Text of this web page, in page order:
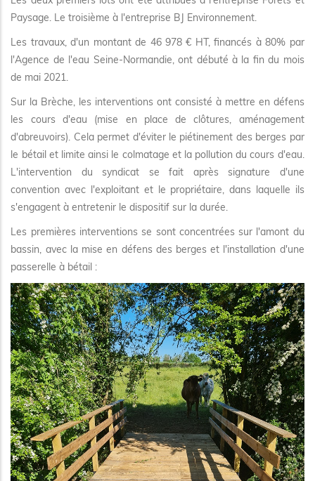
Paysage. Le troisième à l'entreprise BJ Environnement.
Les travaux, d'un montant de 46 978 € HT, financés à 80% par
l'Agence de l'eau Seine-Normandie, ont débuté à la fin du mois
de mai 2021.
Sur la Brèche, les interventions ont consisté à mettre en défens
les cours d'eau (mise en place de clôtures, aménagement
d'abreuvoirs). Cela permet d'éviter le piétinement des berges par
le bétail et limite ainsi le colmatage et la pollution du cours d'eau.
L'intervention du syndicat se fait après signature d'une
convention avec l'exploitant et le propriétaire, dans laquelle ils
s'engagent à entretenir le dispositif sur la durée.
Les premières interventions se sont concentrées sur l'amont du
bassin, avec la mise en défens des berges et l'installation d'une
passerelle à bétail :